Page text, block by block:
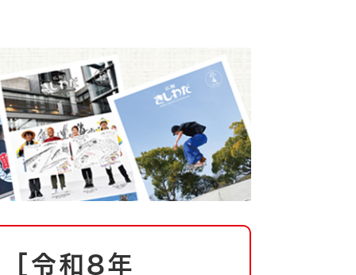
令和8年